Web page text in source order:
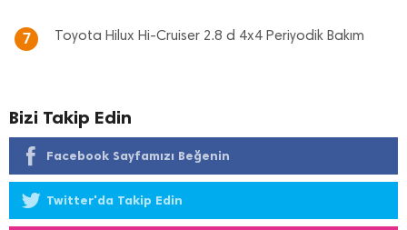
7 Toyota Hilux Hi-Cruiser 2.8 d 4x4 Periyodik Bakım
Bizi Takip Edin
Facebook Sayfamızı Beğenin
Twitter'da Takip Edin